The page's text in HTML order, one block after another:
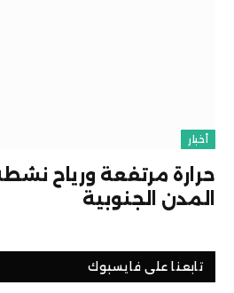
أخبار
حرارة مرتفعة ورياح
المدن الجنوبية
تابعنا على فايسبوك